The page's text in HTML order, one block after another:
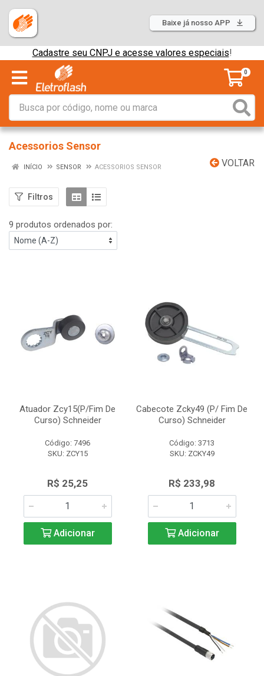
Baixe já nosso APP
Cadastre seu CNPJ e acesse valores especiais!
0
Acessorios Sensor
VOLTAR
INÍCIO SENSOR ACESSORIOS SENSOR
Filtros
9 produtos ordenados por:
Atuador Zcy15(P/Fim De
Curso) Schneider
Código: 7496
SKU: ZCY15
R$ 25,25
Adicionar
Cabecote Zcky49 (P/ Fim De
Curso) Schneider
Código: 3713
SKU: ZCKY49
R$ 233,98
Adicionar